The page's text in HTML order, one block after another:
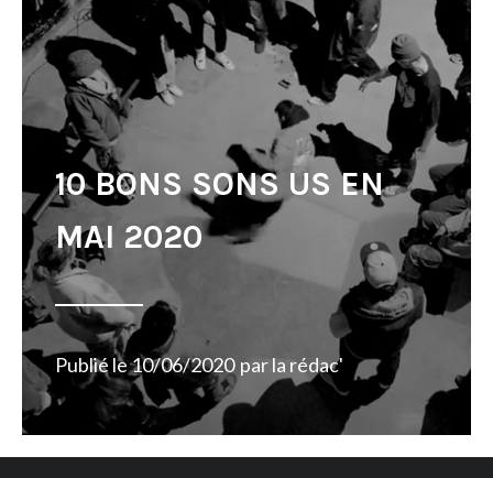
10 BONS SONS US EN
MAI 2020
Publié le10/06/2020 parla rédac'